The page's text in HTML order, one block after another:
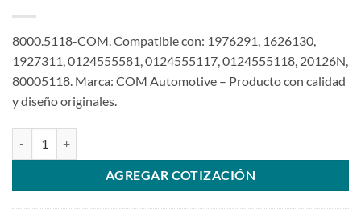
8000.5118-COM. Compatible con: 1976291, 1626130,
1927311, 0124555581, 0124555117, 0124555118, 20126N,
80005118. Marca: COM Automotive – Producto con calidad
y diseño originales.
AGREGAR COTIZACIÓN